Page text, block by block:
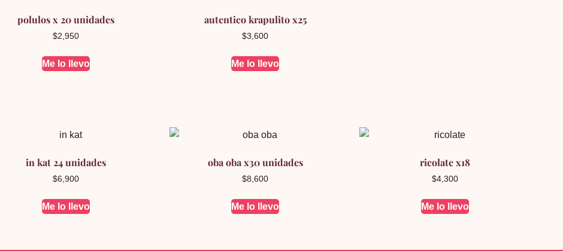
polulos x 20 unidades
$2,950
Me lo llevo
autentico krapulito x25
$3,600
Me lo llevo
in kat 24 unidades
$6,900
Me lo llevo
oba oba x30 unidades
$8,600
Me lo llevo
ricolate x18
$4,300
Me lo llevo